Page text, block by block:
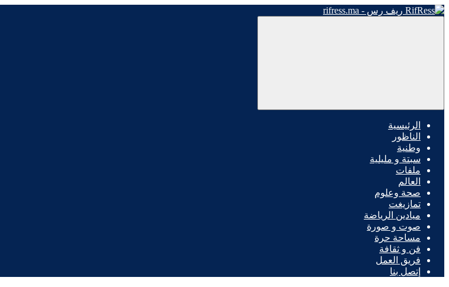
الرئيسية
الناظور
وطنية
سبتة و مليلية
ملفات
العالم
صحة وعلوم
تمازيغت
ميادين الرياضة
صوت و صورة
مساحة حرة
فن و ثقافة
فريق العمل
إتصل بنا